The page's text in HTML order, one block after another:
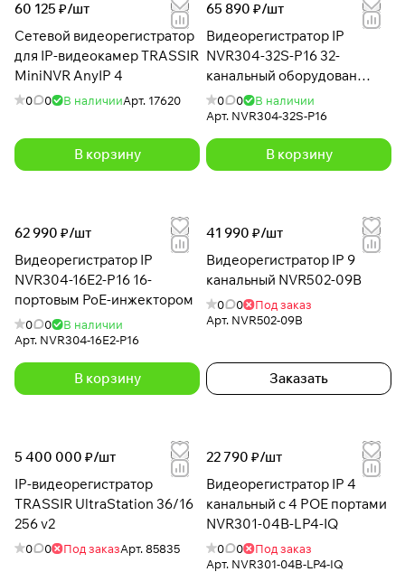
60 125 ₽/шт
Сетевой видеорегистратор
для IP-видеокамер TRASSIR
MiniNVR AnyIP 4
0 0 В наличииАрт. 17620
В корзину
65 890 ₽/шт
Видеорегистратор IP
NVR304-32S-P16 32-
канальный оборудован
двумя видеовыходами HDMI
и VGA
0 0
В наличии
Арт. NVR304-32S-P16
В корзину
62 990 ₽/шт
Видеорегистратор IP
NVR304-16E2-P16 16-
портовым PoE-инжектором
0 0
В наличии
Арт. NVR304-16E2-P16
В корзину
41 990 ₽/шт
Видеорегистратор IP 9
канальный NVR502-09B
0 0
Под заказ
Арт. NVR502-09B
Заказать
5 400 000 ₽/шт
IP-видеорегистратор
TRASSIR UltraStation 36/16
256 v2
0 0 Под заказАрт.85835
22 790 ₽/шт
Видеорегистратор IP 4
канальный с 4 POE портами
NVR301-04B-LP4-IQ
0 0
Под заказ
Арт. NVR301-04B-LP4-IQ